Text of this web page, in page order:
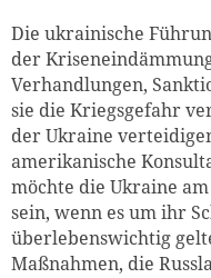
Die ukrainische
der
Verhandlungen,
sie die Kriegsgefahr
der Ukraine
amerikanische
möchte die Ukraine
sein, wenn es um ihr
überlebenswichtig
Maßnahmen, die